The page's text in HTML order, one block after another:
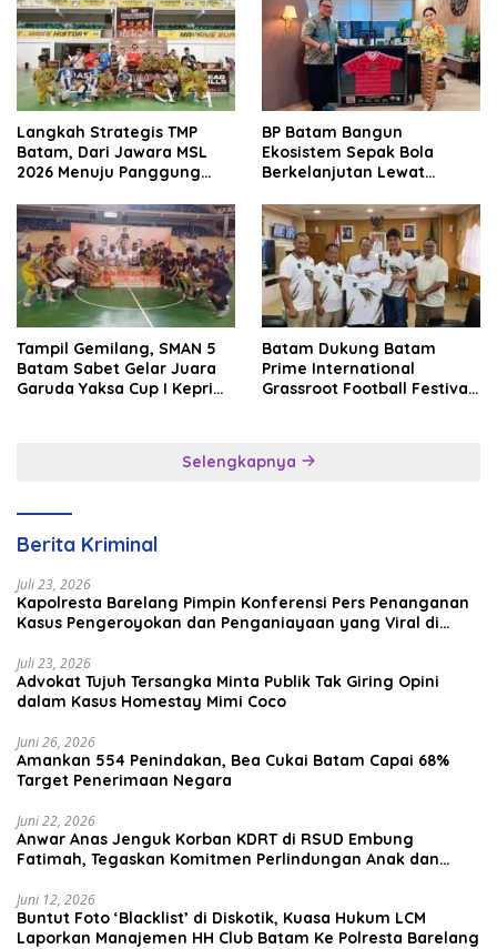
Langkah Strategis TMP
Batam, Dari Jawara MSL
2026 Menuju Panggung
BP Batam Bangun
Ekosistem Sepak Bola
Berkelanjutan Lewat
Tampil Gemilang, SMAN 5
Batam Sabet Gelar Juara
Garuda Yaksa Cup I Kepri
Batam Dukung Batam
Prime International
Grassroot Football Festival
Brunei–Malaysia
Selengkapnya
Berita Kriminal
Juli 23, 2026
Kapolresta Barelang Pimpin Konferensi Pers Penanganan
Kasus Pengeroyokan dan Penganiayaan yang Viral di
Juli 23, 2026
Advokat Tujuh Tersangka Minta Publik Tak Giring Opini
dalam Kasus Homestay Mimi Coco
Juni 26, 2026
Amankan 554 Penindakan, Bea Cukai Batam Capai 68%
Target Penerimaan Negara
Juni 22, 2026
Anwar Anas Jenguk Korban KDRT di RSUD Embung
Fatimah, Tegaskan Komitmen Perlindungan Anak dan
Juni 12, 2026
Buntut Foto ‘Blacklist’ di Diskotik, Kuasa Hukum LCM
Laporkan Manajemen HH Club Batam Ke Polresta Barelang